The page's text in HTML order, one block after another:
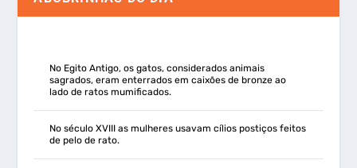
No Egito Antigo, os gatos, considerados animais
sagrados, eram enterrados em caixões de bronze ao
lado de ratos mumificados.
No século XVIII as mulheres usavam cílios postiços feitos
de pelo de rato.